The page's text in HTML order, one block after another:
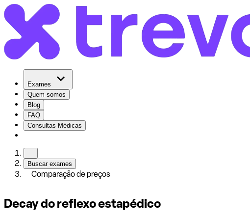
Exames
Quem somos
Blog
FAQ
Consultas Médicas
Buscar exames
Comparação de preços
Decay do reflexo estapédico